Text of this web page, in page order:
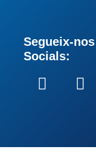
Segueix-
Socials: